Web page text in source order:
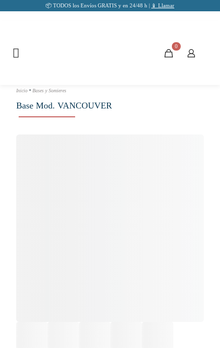
📦 TODOS los Envíos GRATIS y en 24/48 h | 📱 Llamar
0
Inicio • Bases y Somieres
Base Mod. VANCOUVER